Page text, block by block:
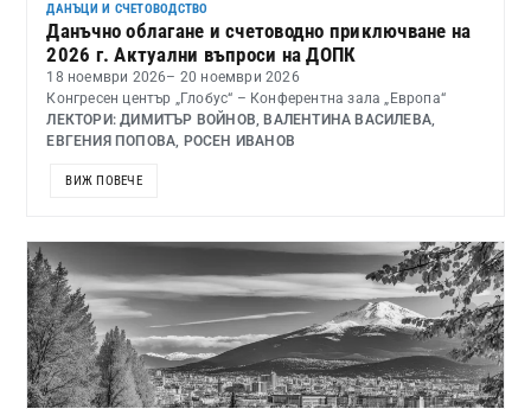
ДАНЪЦИ И СЧЕТОВОДСТВО
Данъчно облагане и счетоводно приключване на
2026 г. Актуални въпроси на ДОПК
18 ноември 2026– 20 ноември 2026
Конгресен център „Глобус“ – Конферентна зала „Европа“
ЛЕКТОРИ: ДИМИТЪР ВОЙНОВ, ВАЛЕНТИНА ВАСИЛЕВА,
ЕВГЕНИЯ ПОПОВА, РОСЕН ИВАНОВ
ВИЖ ПОВЕЧЕ